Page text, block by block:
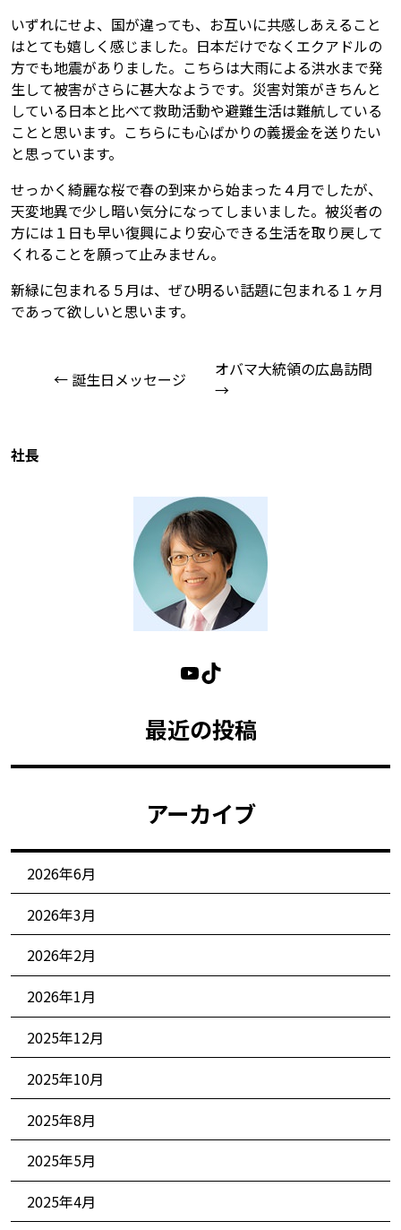
いずれにせよ、国が違っても、お互いに共感しあえること
はとても嬉しく感じました。日本だけでなくエクアドルの
方でも地震がありました。こちらは大雨による洪水まで発
生して被害がさらに甚大なようです。災害対策がきちんと
している日本と比べて救助活動や避難生活は難航している
ことと思います。こちらにも心ばかりの義援金を送りたい
と思っています。
せっかく綺麗な桜で春の到来から始まった４月でしたが、
天変地異で少し暗い気分になってしまいました。被災者の
方には１日も早い復興により安心できる生活を取り戻して
くれることを願って止みません。
新緑に包まれる５月は、ぜひ明るい話題に包まれる１ヶ月
であって欲しいと思います。
← 誕生日メッセージ
オバマ大統領の広島訪問
→
社長
最近の投稿
アーカイブ
2026年6月
2026年3月
2026年2月
2026年1月
2025年12月
2025年10月
2025年8月
2025年5月
2025年4月